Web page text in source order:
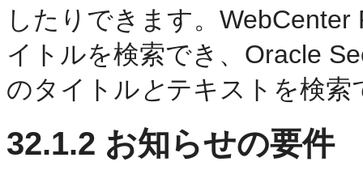
したりできます。
イトルを検索でき、Oracle
のタイトルとテキストを検索
32.1.2 お知らせの要件